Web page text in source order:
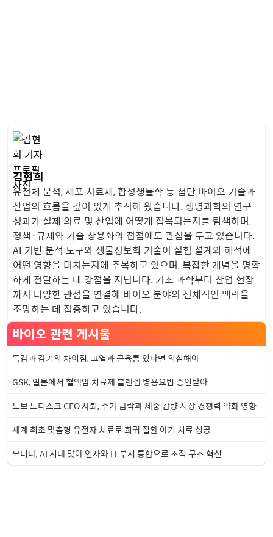
김현희
유전체 분석, 세포 치료제, 합성생물학 등 첨단 바이오 기술과
산업의 흐름을 깊이 있게 추적해 왔습니다. 생명과학의 연구
성과가 실제 의료 및 산업에 어떻게 접목되는지를 탐색하며,
정책·규제와 기술 상용화의 접점에도 관심을 두고 있습니다.
AI 기반 분석 도구와 생물정보학 기술이 실험 설계와 해석에
어떤 영향을 미치는지에 주목하고 있으며, 복잡한 개념을 명확
하게 전달하는 데 강점을 지닙니다. 기초 과학부터 산업 현장
까지 다양한 관점을 연결해 바이오 분야의 전체적인 맥락을
조망하는 데 집중하고 있습니다.
바이오 관련 게시물
독감과 감기의 차이점, 고열과 근육통 있다면 의심해야
GSK, 일본에서 혈액암 치료제 블렌렙 병용요법 승인받아
노보 노디스크 CEO 사퇴, 주가 급락과 체중 감량 시장 경쟁력 약화 영향
세계 최초 맞춤형 유전자 치료로 희귀 질환 아기 치료 성공
모더나, AI 시대 맞아 인사와 IT 부서 통합으로 조직 구조 혁신